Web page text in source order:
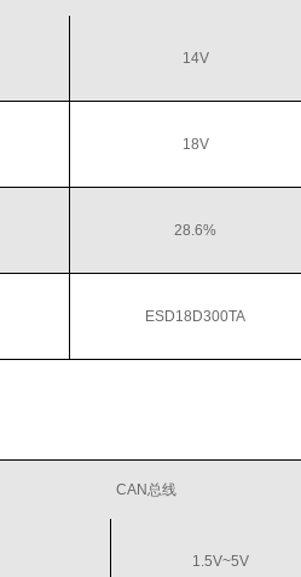
14V
18V
28.6%
ESD18D300TA
CAN总线
1.5V~5V